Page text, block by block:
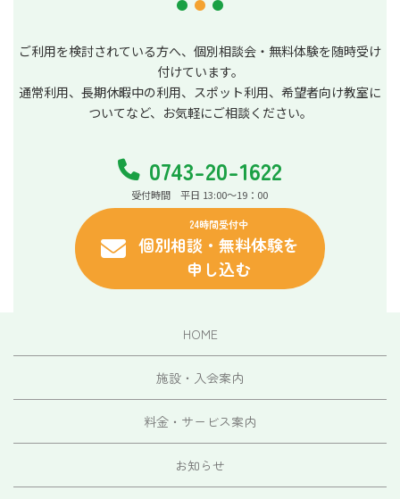
ご利用を検討されている方へ、個別相談会・無料体験を随時受け
付けています。
通常利用、長期休暇中の利用、スポット利用、希望者向け教室に
ついてなど、お気軽にご相談ください。
0743-20-1622
受付時間 平日 13:00～19：00
個別相談・無料体験を
申し込む
24時間受付中
HOME
施設・入会案内
料金・サービス案内
お知らせ